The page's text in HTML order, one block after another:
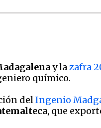
y la zafra
químico.
del Ingenio
, que